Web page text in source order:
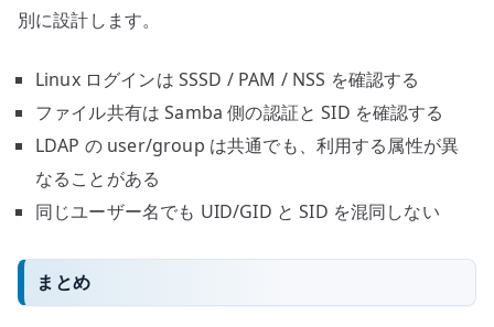
別に設計します。
Linux ログインは SSSD / PAM / NSS を確認する
ファイル共有は Samba 側の認証と SID を確認する
LDAP の user/group は共通でも、利用する属性が異
なることがある
同じユーザー名でも UID/GID と SID を混同しない
まとめ